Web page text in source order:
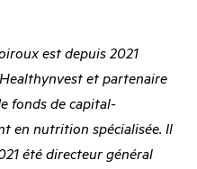
est depuis 2021
et partenaire
fonds de capital-
en nutrition spécialisée. Il
été directeur général